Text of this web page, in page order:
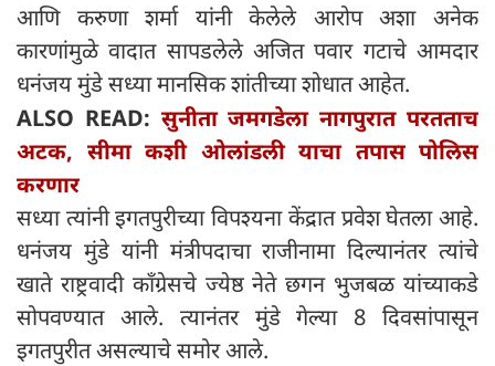
आणि करुणा शर्मा यांनी केलेले आरोप अशा अनेक
कारणांमुळे वादात सापडलेले अजित पवार गटाचे आमदार
धनंजय मुंडे सध्या मानसिक शांतीच्या शोधात आहेत.
ALSO READ: सुनीता जमगडेला नागपुरात परतताच
अटक, सीमा कशी ओलांडली याचा तपास पोलिस
करणार
सध्या त्यांनी इगतपुरीच्या विपश्यना केंद्रात प्रवेश घेतला आहे.
धनंजय मुंडे यांनी मंत्रीपदाचा राजीनामा दिल्यानंतर त्यांचे
खाते राष्ट्रवादी काँग्रेसचे ज्येष्ठ नेते छगन भुजबळ यांच्याकडे
सोपवण्यात आले. त्यानंतर मुंडे गेल्या 8 दिवसांपासून
इगतपुरीत असल्याचे समोर आले.